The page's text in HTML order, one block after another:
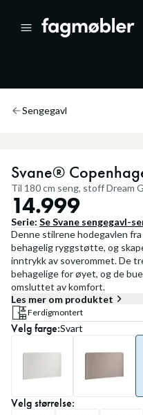
Sengegavl
Svane®
Til 180 cm seng, stoff Dream
14.999
Serie: SeSvane sengegavl-
Denne stilrene hodegavlen
behagelig ryggstøtte, og
inntrykk av soverommet. De
behagelige for øyet, og de
omsluttet av komfort.
Les mer om produktet
Ferdigmontert
Velgfarge:Svart
Velgstørrelse: